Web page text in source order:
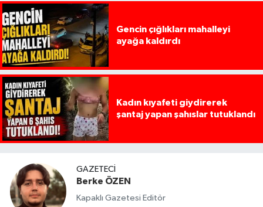
Gencin çığlıkları mahalleyi
ayağa kaldırdı
Kadın kıyafeti giydirerek
şantaj yapan şahıslar tutuklandı
GAZETECI
Berke ÖZEN
Kapaklı Gazetesi Editör